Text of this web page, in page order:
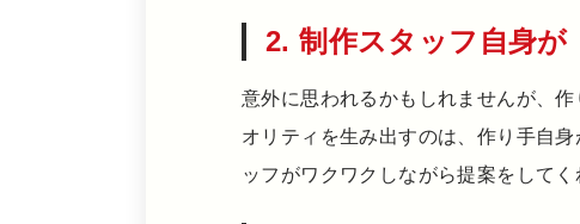
2. 制作スタッフ自身
意外に思われるかもしれませんが、
オリティを生み出すのは、作り手自
ッフがワクワクしながら提案をして